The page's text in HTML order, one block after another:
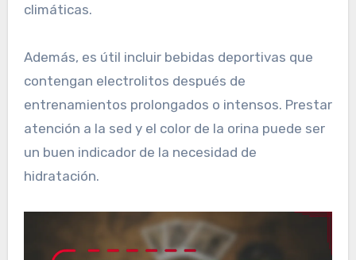
climáticas.
Además, es útil incluir bebidas deportivas que
contengan electrolitos después de
entrenamientos prolongados o intensos. Prestar
atención a la sed y el color de la orina puede ser
un buen indicador de la necesidad de
hidratación.